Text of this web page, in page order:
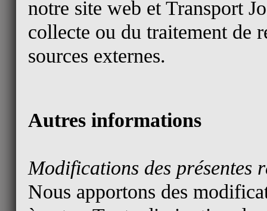
notre site web et Transport
collecte ou du traitement de
sources externes.
Autres informations
Modifications des présentes
Nous apportons des